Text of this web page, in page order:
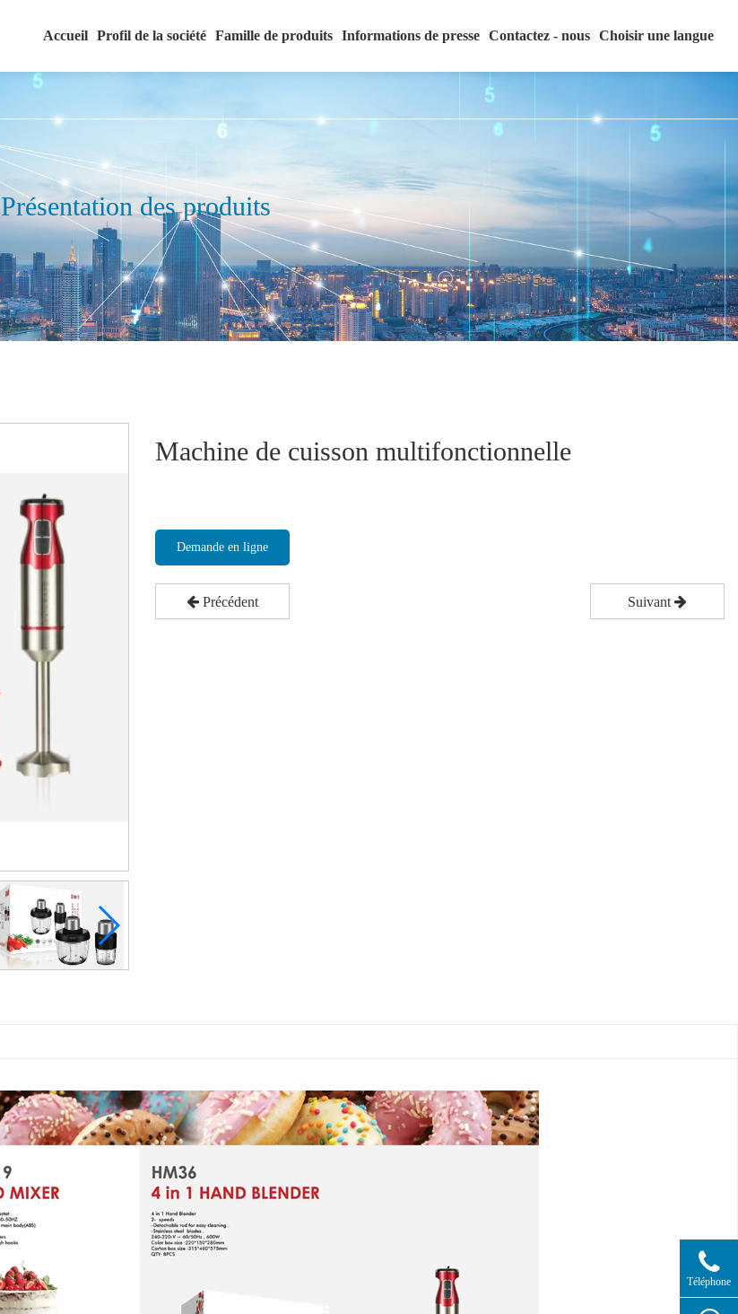
Accueil Profil de la société Famille de produits Informations de presse Contactez - nous Choisir une langue
Présentation des produits
Machine de cuisson multifonctionnelle
Demande en ligne
Précédent Suivant
Téléphone